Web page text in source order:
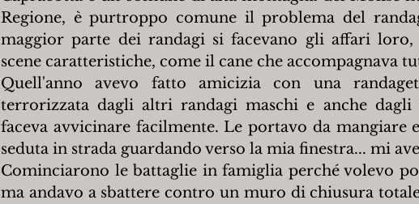
Regione, è purtroppo comune il problema del
maggior parte dei randagi si facevano gli affari loro,
scene caratteristiche, come il cane che accompagnava
Quell'anno avevo fatto amicizia con una
terrorizzata dagli altri randagi maschi e anche
faceva avvicinare facilmente. Le portavo da mangiare
seduta in strada guardando verso la mia finestra... mi
Cominciarono le battaglie in famiglia perché volevo
ma andavo a sbattere contro un muro di chiusura